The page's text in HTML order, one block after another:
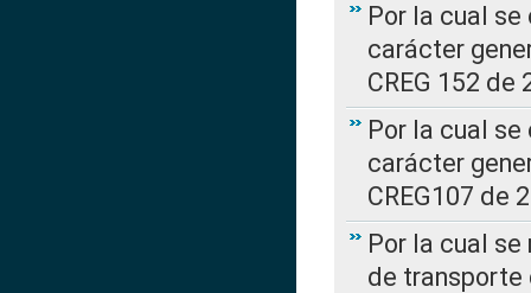
Por la cual
carácter
CREG 152 de
Por la cual
carácter
CREG107 de
Por la cual
de transporte